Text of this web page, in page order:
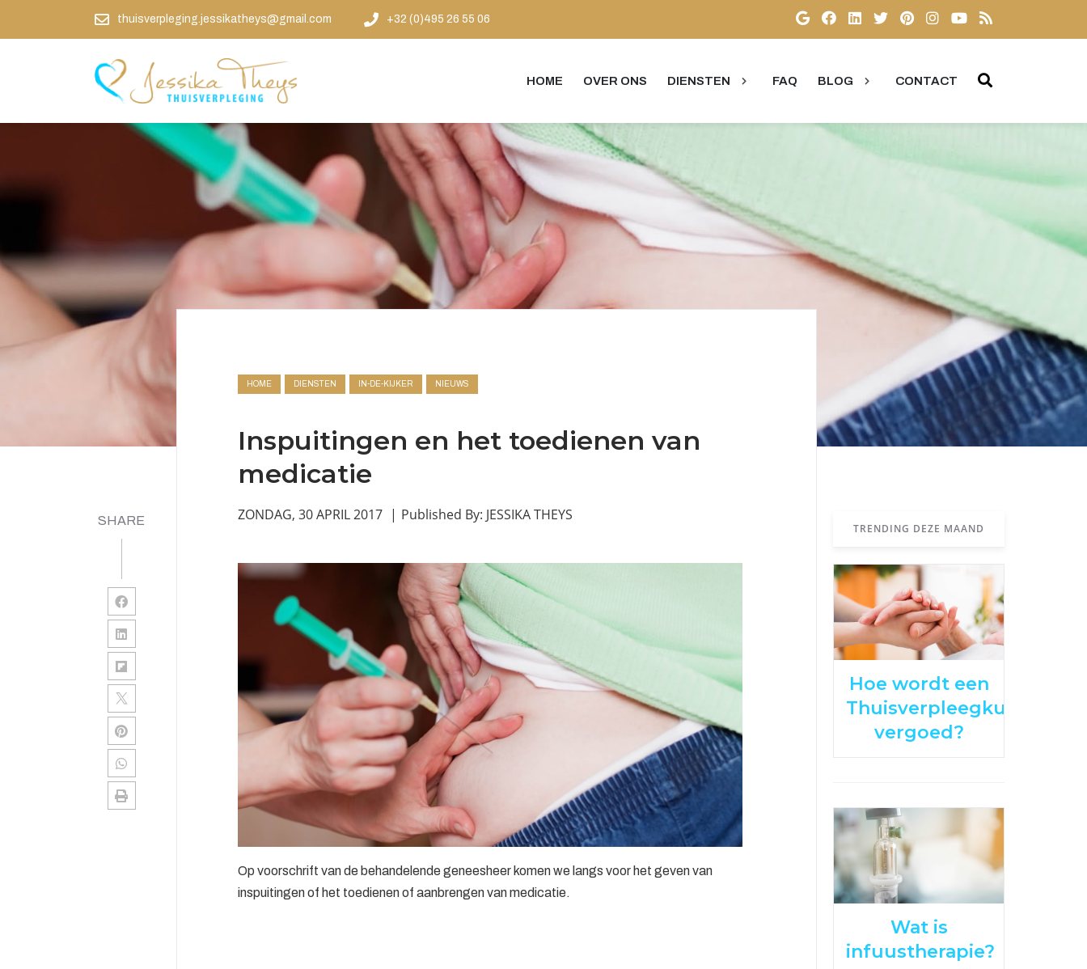
thuisverpleging.jessikatheys@gmail.com +32 (0)495 26 55 06
HOME OVER ONS DIENSTEN FAQ BLOG CONTACT
SHARE
HOME DIENSTEN IN-DE-KIJKER NIEUWS
Inspuitingen en het toedienen van
medicatie
ZONDAG, 30 APRIL 2017 JESSIKA THEYS
Op voorschrift van de behandelende geneesheer komen we langs voor het geven van
inspuitingen of het toedienen of aanbrengen van medicatie.
TRENDING DEZE MAAND
Hoe wordt een
Thuisverpleegkundige
vergoed?
Wat is
infuustherapie?